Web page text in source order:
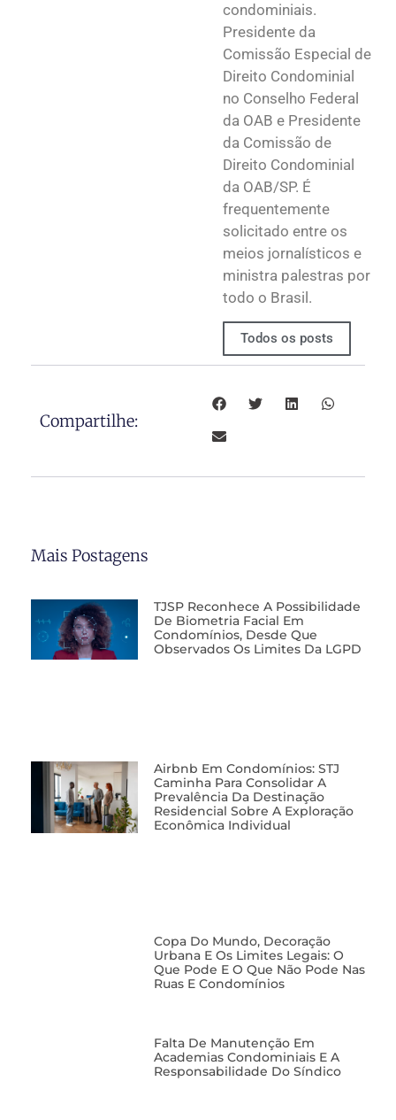
condominiais.
Presidente da
Comissão Especial de
Direito Condominial
no Conselho Federal
da OAB e Presidente
da Comissão de
Direito Condominial
da OAB/SP. É
frequentemente
solicitado entre os
meios jornalísticos e
ministra palestras por
todo o Brasil.
Todos os posts
Compartilhe:
Mais Postagens
TJSP Reconhece A Possibilidade
De Biometria Facial Em
Condomínios, Desde Que
Observados Os Limites Da LGPD
Airbnb Em Condomínios: STJ
Caminha Para Consolidar A
Prevalência Da Destinação
Residencial Sobre A Exploração
Econômica Individual
Copa Do Mundo, Decoração
Urbana E Os Limites Legais: O
Que Pode E O Que Não Pode Nas
Ruas E Condomínios
Falta De Manutenção Em
Academias Condominiais E A
Responsabilidade Do Síndico